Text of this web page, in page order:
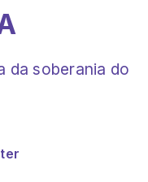
da soberania do